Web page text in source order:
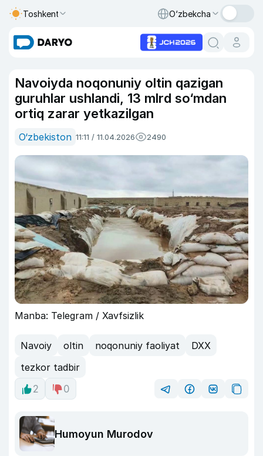
Toshkent O‘zbekcha
Navoiyda noqonuniy oltin qazigan
guruhlar ushlandi, 13 mlrd so‘mdan
ortiq zarar yetkazilgan
O‘zbekiston 11:11 / 11.04.2026 2490
Manba: Telegram / Xavfsizlik
Navoiy oltin noqonuniy faoliyat
DXX
tezkor tadbir
2
0
Humoyun Murodov